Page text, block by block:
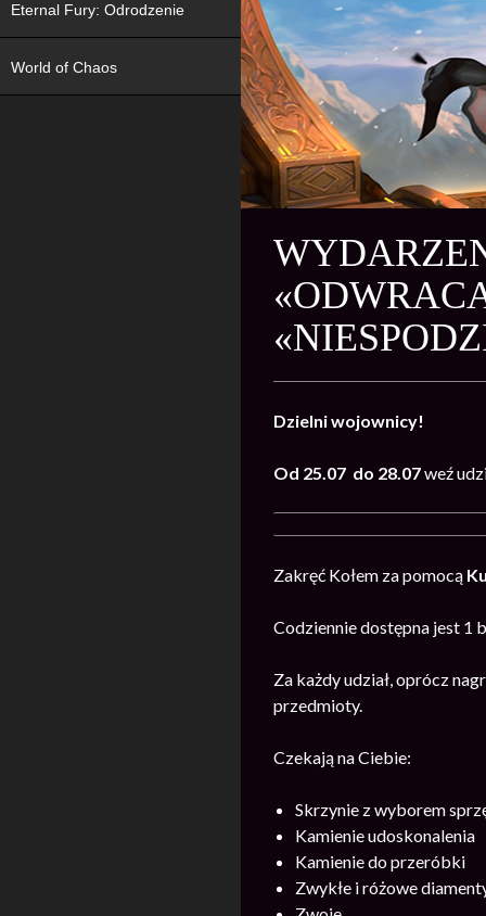
Dzielni wojownicy!
Od 25.07 do 28.07weź
Zakręć Kołem za pomocą
Codziennie dostępna jest 1
Za każdy udział, oprócz
przedmioty.
Czekają na Ciebie:
Skrzynie z wyborem
Kamienie udoskonalenia
Kamienie do przeróbki
Zwykłe i różowe
Eternal Fury: Odrodzenie
World of Chaos
NEW